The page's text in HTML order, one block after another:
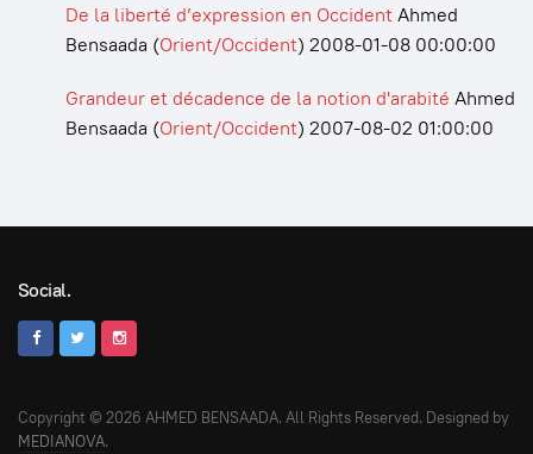
De la liberté d’expression en OccidentAhmed
Bensaada (Orient/Occident) 2008-01-08 00:00:00
Grandeur et décadence de la notion d'arabité Ahmed
Bensaada (Orient/Occident) 2007-08-02 01:00:00
Social.
Copyright © 2026 AHMED BENSAADA. All Rights Reserved. Designed by
MEDIANOVA.